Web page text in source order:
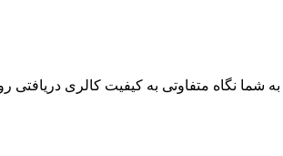
نگاه متفاوتی به کیفیت کالری دریافتی